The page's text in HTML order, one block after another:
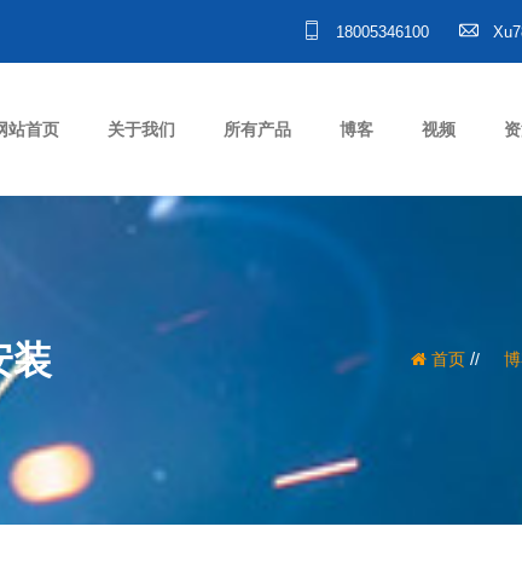
18005346100
站首页 关于我们 所有产品 博客 视频
装 首页 /